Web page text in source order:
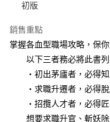
初版
銷售重點
掌握各血型職場攻略，保
以下三者務必將此書列
‧初出茅廬者，必得知
‧求職升遷者，必得脫
‧招攬人才者，必得匠
想要求職升官、斬妖除